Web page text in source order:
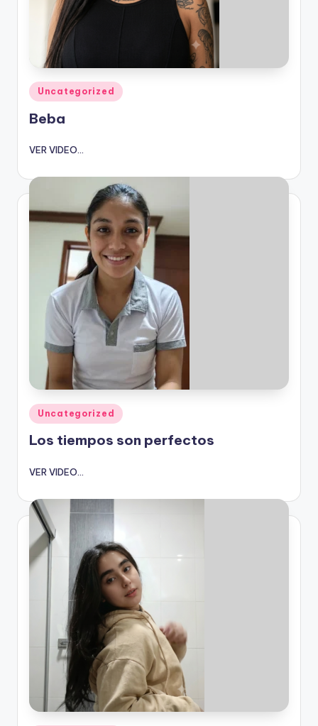
Publicado
en
Uncategorized
Beba
VER VIDEO...
Publicado
en
Uncategorized
Los tiempos son perfectos
VER VIDEO...